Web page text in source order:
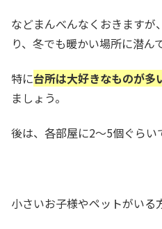
などまんべんなくおきますが
り、冬でも暖かい場所に潜ん
特に台所は大好きなものが多
ましょう。
後は、各部屋に2～5個ぐらい
小さいお子様やペットがいる